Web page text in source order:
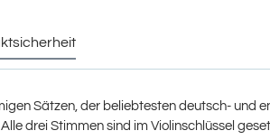
Sätzen, der beliebtesten deutsch-
drei Stimmen sind im Violinschlüssel